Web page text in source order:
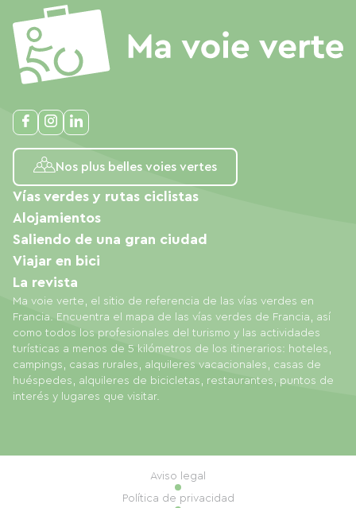
Nos plus belles voies vertes
Ma voie verte, el sitio de referencia de las vías verdes en
Francia. Encuentra el mapa de las vías verdes de Francia, así
como todos los profesionales del turismo y las actividades
turísticas a menos de 5 kilómetros de los itinerarios: hoteles,
campings, casas rurales, alquileres vacacionales, casas de
huéspedes, alquileres de bicicletas, restaurantes, puntos de
interés y lugares que visitar.
Vías verdes y rutas ciclistas
Alojamientos
Saliendo de una gran ciudad
Viajar en bici
La revista
Aviso legal
Política de privacidad